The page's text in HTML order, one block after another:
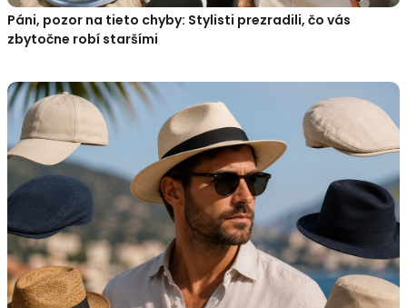
Páni, pozor na tieto chyby: Stylisti prezradili, čo vás
zbytočne robí staršími